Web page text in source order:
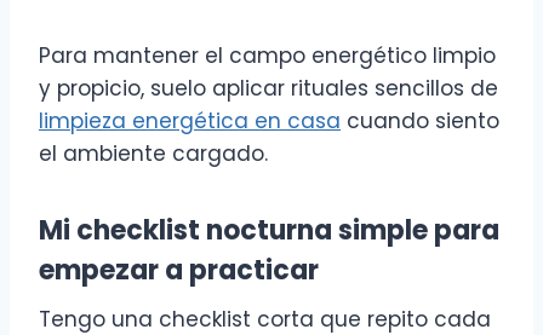
Para mantener el campo energético limpio
y propicio, suelo aplicar rituales sencillos de
limpieza energética en casa cuando siento
el ambiente cargado.
Mi checklist nocturna simple para
empezar a practicar
Tengo una checklist corta que repito cada